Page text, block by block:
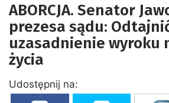
ABORCJA. Senator
prezesa sądu:
uzasadnienie wyroku
życia
Udostępnij na: